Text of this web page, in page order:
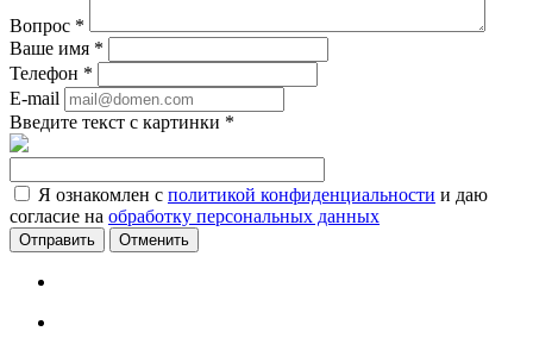
Вопрос *
Ваше имя *
Телефон *
E-mail
Введите текст с картинки *
Я ознакомлен с политикой конфиденциальности и даю
согласие на обработку персональных данных
Отменить